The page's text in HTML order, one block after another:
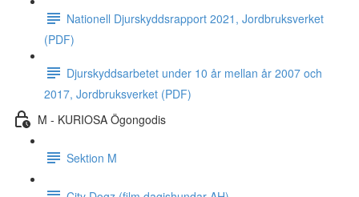
Nationell Djurskyddsrapport 2021, Jordbruksverket
(PDF)
Djurskyddsarbetet under 10 år mellan år 2007 och
2017, Jordbruksverket (PDF)
M - KURIOSA Ögongodis
Sektion M